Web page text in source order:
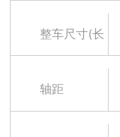
整车尺寸(长
轴距